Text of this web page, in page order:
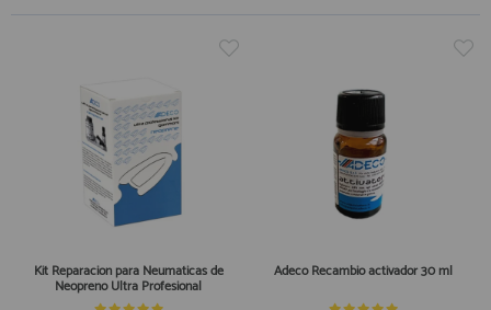
Kit Reparacion para Neumaticas de
Neopreno Ultra Profesional
Adeco Recambio activador 30 ml